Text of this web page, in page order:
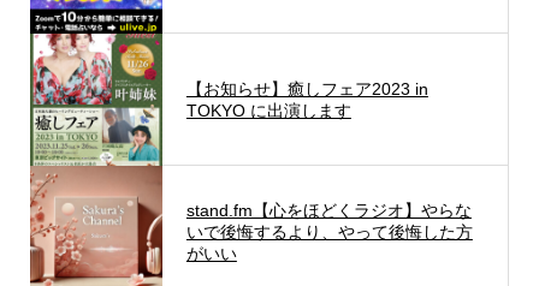
【お知らせ】癒しフェア2023 in
TOKYO に出演します
stand.fm【心をほどくラジオ】やらな
いで後悔するより、やって後悔した方
がいい